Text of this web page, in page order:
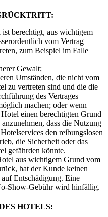
berechtigt, aus wichtigem
vom Vertrag
zum Beispiel im Falle
Gewalt;
Umständen, die nicht vom
zu vertreten sind und die die
des Vertrages
machen; oder wenn
Hotel einen berechtigten Grund
anzunehmen, dass die Nutzung
den reibungslosen
die Sicherheit oder das
gefährden könnte.
aus wichtigem Grund vom
hat der Kunde keinen
Entschädigung. Eine
Show-Gebühr wird hinfällig.
HOTELS: